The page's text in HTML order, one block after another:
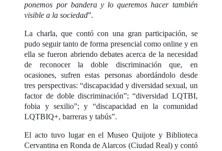
ponemos por bandera y lo queremos hacer también
visible a la sociedad”.
La charla, que contó con una gran participación, se
pudo seguir tanto de forma presencial como online y en
ella se fueron abriendo debates acerca de la necesidad
de reconocer la doble discriminación que, en
ocasiones, sufren estas personas abordándolo desde
tres perspectivas: “discapacidad y diversidad sexual, un
factor de doble discriminación”; “diversidad LQTBI,
fobia y sexilio”; y “discapacidad en la comunidad
LQTBIQ+, barreras y tabús”.
El acto tuvo lugar en el Museo Quijote y Biblioteca
Cervantina en Ronda de Alarcos (Ciudad Real) y contó